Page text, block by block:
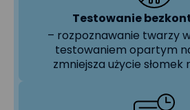
Testowanie
– rozpoznawanie twarzy
testowaniem opartym
zmniejsza użycie słomek